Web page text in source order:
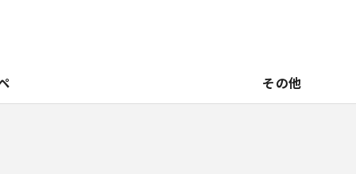
その他